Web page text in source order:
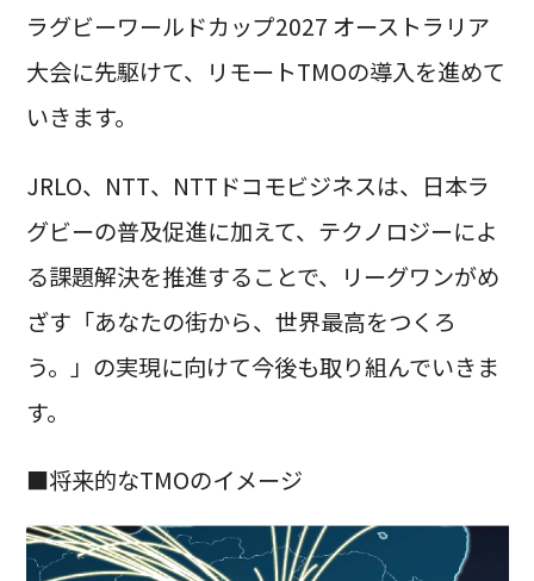
ラグビーワールドカップ2027 オーストラリア
大会に先駆けて、リモートTMOの導入を進めて
いきます。
JRLO、NTT、NTTドコモビジネスは、日本ラ
グビーの普及促進に加えて、テクノロジーによ
る課題解決を推進することで、リーグワンがめ
ざす「あなたの街から、世界最高をつくろ
う。」の実現に向けて今後も取り組んでいきま
す。
■将来的なTMOのイメージ